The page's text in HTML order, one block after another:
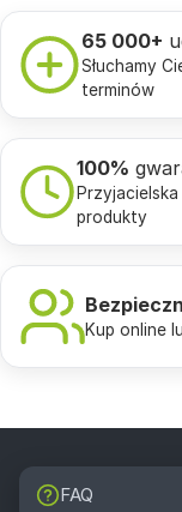
65 000+
Słuchamy
terminów
100%
produkty
Kup online
FAQ